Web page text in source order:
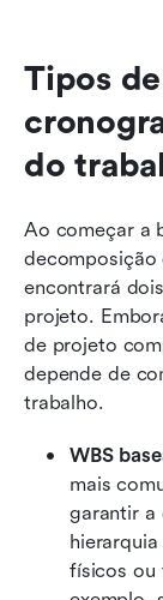
Tipos
do
Ao começar a
decomposição
encontrará
projeto.
de projeto
depende de
trabalho.
WBS
mais
garantir a
físicos ou